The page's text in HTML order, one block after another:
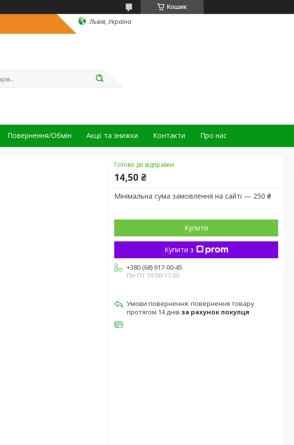
Кошик
Львів, Україна
Повернення/Обмін Акції та знижки Контакти Про нас
Готово до відправки
14,50 ₴
Мінімальна сума замовлення на сайті — 250 ₴
Купити
Купити з
+380 (68) 917-00-45
Пн-Пт 10.00-17.00
повернення товару
протягом 14 днів за рахунок покупця